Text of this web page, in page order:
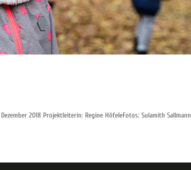
2018 Projektleiterin: Regine HöfeleFotos: Sulamith Sallmann